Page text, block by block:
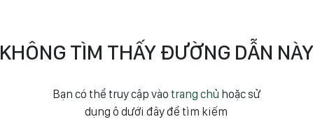
KHÔNG TÌM THẤY ĐƯỜNG DẪN NÀY
Bạn có thể truy cập vào trang chủ hoặc sử
dụng ô dưới đây để tìm kiếm